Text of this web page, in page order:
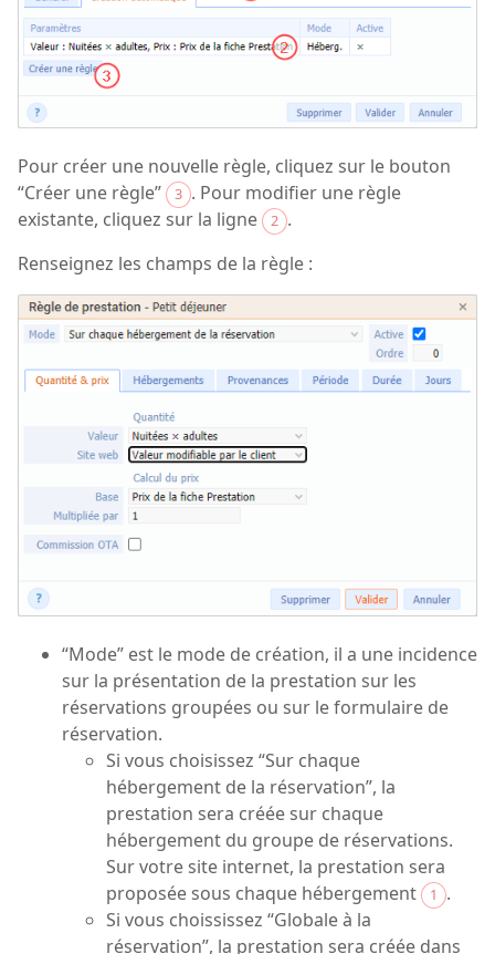
Pour créer une nouvelle règle, cliquez sur le bouton
“Créer une règle”
3 . Pour modifier une règle
existante, cliquez sur la ligne
2 .
Renseignez les champs de la règle :
“Mode” est le mode de création, il a une incidence
sur la présentation de la prestation sur les
réservations groupées ou sur le formulaire de
réservation.
Si vous choisissez “Sur chaque
hébergement de la réservation”, la
prestation sera créée sur chaque
hébergement du groupe de réservations.
Sur votre site internet, la prestation sera
proposée sous chaque hébergement
1
.
Si vous choississez “Globale à la
réservation”, la prestation sera créée dans